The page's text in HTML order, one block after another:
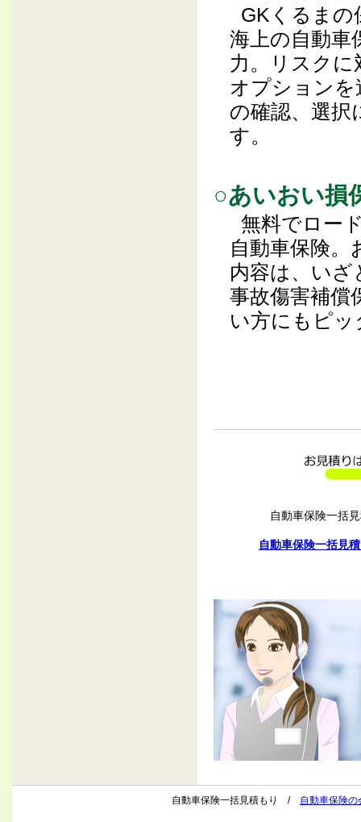
GKくるまの
海上の自動車
力。リスク
オプション
の確認、選択
す。
○あいおい損
無料でロー
自動車保険
内容は、いざ
事故傷害補償
い方にもピ
自動車保険一括
自動車保険一括見
自動車保険一括見積もり / 自動車保険の